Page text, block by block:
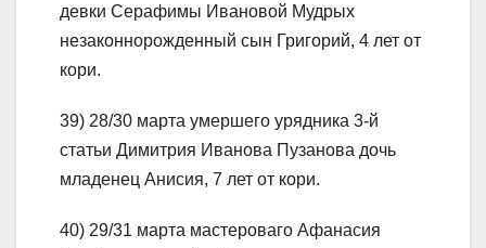
девки Серафимы Ивановой Мудрых
незаконнорожденный сын Григорий, 4 лет от
кори.
39) 28/30 марта умершего урядника 3-й
статьи Димитрия Иванова Пузанова дочь
младенец Анисия, 7 лет от кори.
40) 29/31 марта мастероваго Афанасия